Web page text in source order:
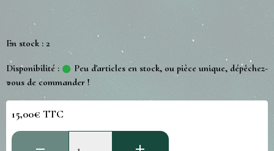
En stock : 2
Disponibilité :
Peu d'articles en stock, ou pièce unique, dépêchez-
vous de commander !
15,00€ TTC